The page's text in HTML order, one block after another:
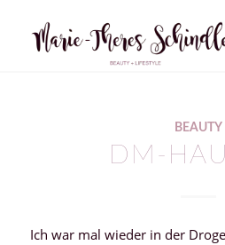
BEAUTY
DM-
Ich war mal wieder in der